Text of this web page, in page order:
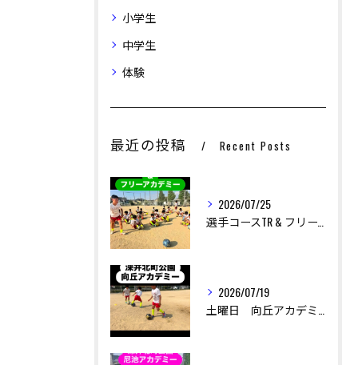
小学生
中学生
体験
最近の投稿 Recent Posts
2026/07/25
選手コースTR & フリーアカデミー
2026/07/19
土曜日 向丘アカデミー
お問い合わせはこちら
お問い合わせはこちら